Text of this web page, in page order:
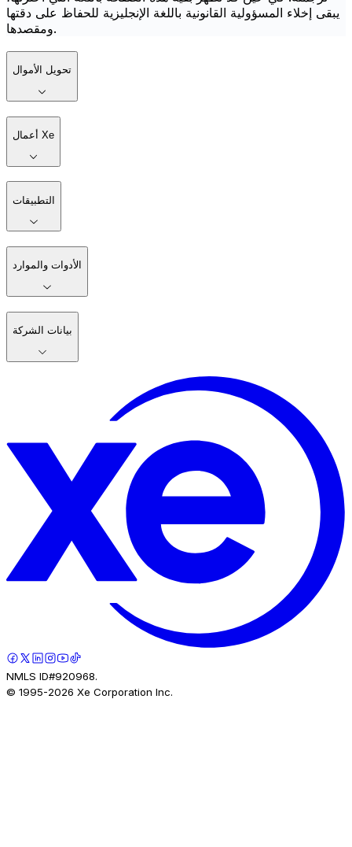
يبقى إخلاء المسؤولية القانونية باللغة الإنجليزية للحفاظ على دقتها
ومقصدها.
تحويل الأموال
أعمال Xe
التطبيقات
الأدوات والموارد
بيانات الشركة
NMLS ID#920968.
© 1995-2026 Xe Corporation Inc.